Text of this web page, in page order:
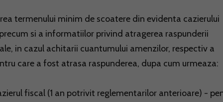
termenului minim de scoatere din evidenta cazierului
si a informatiilor privind atragerea raspunderii
in cazul achitarii cuantumului amenzilor, respectiv a
care a fost atrasa raspunderea, dupa cum urmeaza:
fiscal (1 an potrivit reglementarilor anterioare) -